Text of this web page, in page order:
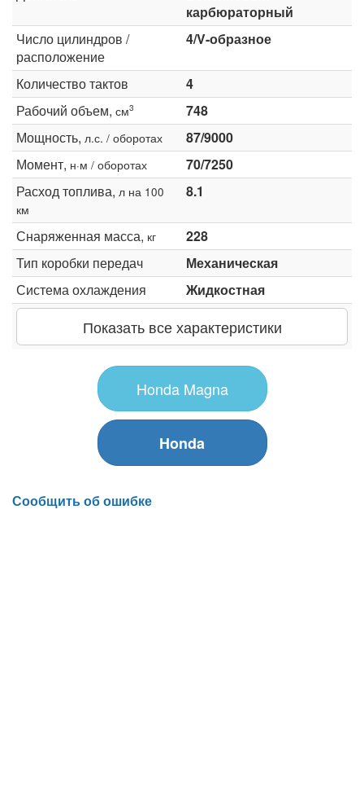
карбюраторный
Число цилиндров /
расположение
4/V-образное
Количество тактов
4
Рабочий объем, см3
748
Мощность, л.с. / оборотах
87/9000
Момент, н·м / оборотах
70/7250
Расход топлива, л на 100
км
8.1
Снаряженная масса, кг
228
Тип коробки передач
Механическая
Система охлаждения
Жидкостная
Показать все характеристики
Honda Magna
Honda
Сообщить об ошибке